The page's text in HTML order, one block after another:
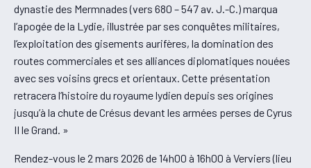
dynastie des Mermnades (vers 680 – 547 av. J.-C.) marqua
l’apogée de la Lydie, illustrée par ses conquêtes militaires,
l’exploitation des gisements aurifères, la domination des
routes commerciales et ses alliances diplomatiques nouées
avec ses voisins grecs et orientaux. Cette présentation
retracera l’histoire du royaume lydien depuis ses origines
jusqu’à la chute de Crésus devant les armées perses de Cyrus
II le Grand. »
Rendez-vous le 2 mars 2026 de 14h00 à 16h00 à Verviers (lieu